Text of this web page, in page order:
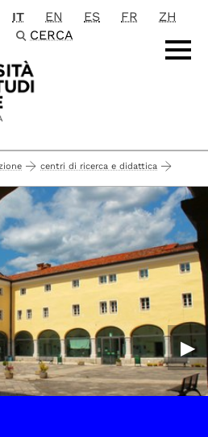
principale
IT EN ES FR
ZH
CERCA
centri di ricerca e didattica
▶︎